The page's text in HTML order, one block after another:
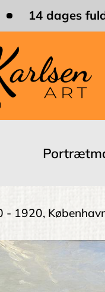
14 dages
- 1920,